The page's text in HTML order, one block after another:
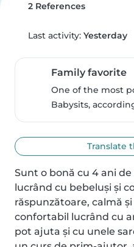
2 References
Last activity: Yesterday
Family favorite
One of the most
Babysits,
Translate
Sunt o bonă cu 4 ani
lucrând cu bebeluși și
răspunzătoare, calmă
confortabil lucrând cu
pot ajuta și cu unele